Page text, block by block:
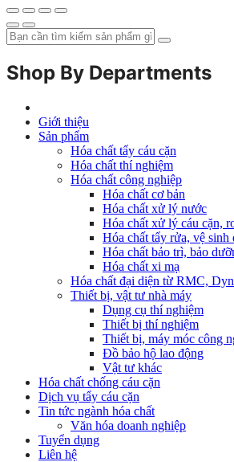
Shop By Departments
Giới thiệu
Sản phẩm
Hóa chất tẩy cáu cặn
Hóa chất thí nghiệm
Hóa chất công nghiệp
Hóa chất cơ bản
Hóa chất xử lý nước
Hóa chất xử lý cáu cặn,
Hóa chất tẩy rửa, vệ sinh
Hóa chất bảo trì, bảo
Hóa chất xi mạ
Hóa chất đại diện từ RMC,
Thiết bị, vật tư nhà máy
Dụng cụ thí nghiệm
Thiết bị thí nghiệm
Thiết bị, máy móc công
Đồ bảo hộ lao động
Vật tư khác
Hóa chất chống cáu cặn
Dịch vụ tẩy cáu cặn
Tin tức ngành hóa chất
Văn hóa doanh nghiệp
Tuyển dụng
Liên hệ